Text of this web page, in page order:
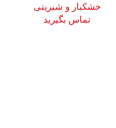
خشکبار و شیرینی
تماس بگیرید